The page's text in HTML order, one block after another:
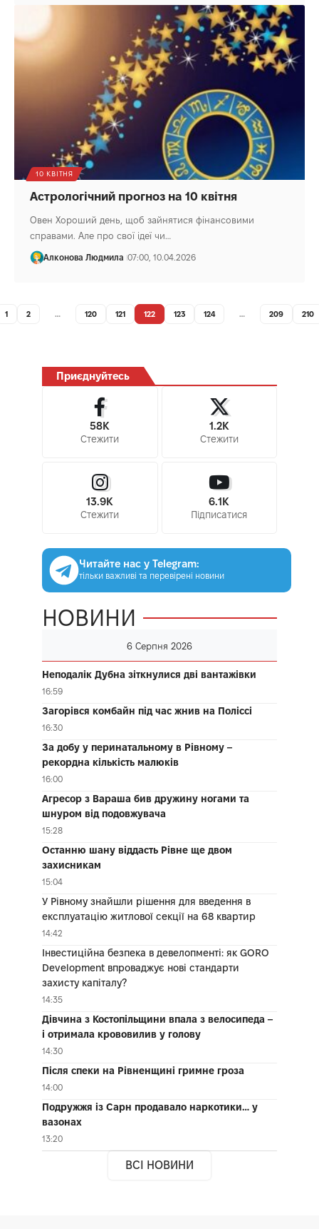
10 КВІТНЯ
Астрологічний прогноз на 10 квітня
Овен Хороший день, щоб зайнятися фінансовими
справами. Але про свої ідеї чи…
Алконова Людмила 07:00, 10.04.2026
1 2 … 120 121 122 123 124 … 209 210
Приєднуйтесь
58K
Стежити
1.2K
Стежити
13.9K
Стежити
6.1K
Підписатися
Читайте нас у Telegram:
тільки важливі та перевірені новини
НОВИНИ
6 Серпня 2026
Неподалік Дубна зіткнулися дві вантажівки
16:59
Загорівся комбайн під час жнив на Поліссі
16:30
За добу у перинатальному в Рівному –
рекордна кількість малюків
16:00
Агресор з Вараша бив дружину ногами та
шнуром від подовжувача
15:28
Останню шану віддасть Рівне ще двом
захисникам
15:04
У Рівному знайшли рішення для введення в
експлуатацію житлової секції на 68 квартир
14:42
Інвестиційна безпека в девелопменті: як GORO
Development впроваджує нові стандарти
захисту капіталу?
14:35
Дівчина з Костопільщини впала з велосипеда –
і отримала крововилив у голову
14:30
Після спеки на Рівненщині гримне гроза
14:00
Подружжя із Сарн продавало наркотики… у
вазонах
13:20
ВСІ НОВИНИ